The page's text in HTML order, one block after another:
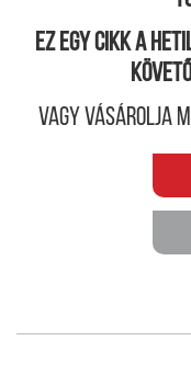
Ez egy cikk a
Vagy vásárolja